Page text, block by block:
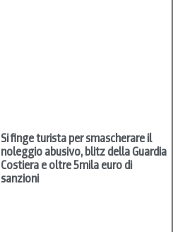
Si finge turista per smascherare il
noleggio abusivo, blitz della Guardia
Costiera e oltre 5mila euro di
sanzioni